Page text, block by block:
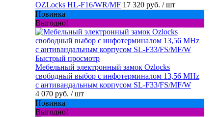
OZLocks HL-F16/WR/MF 17 320 руб. / шт
Новинка
Выгодно!
Быстрый просмотр
Мебельный электронный замок Ozlocks
свободный выбор с инфотерминалом 13,56 MHz
с антивандальным корпусом SL-F33/FS/MF/W
4 070 руб. / шт
Новинка
Выгодно!